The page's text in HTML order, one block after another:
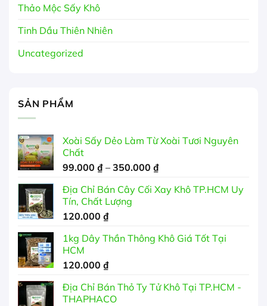
Thảo Mộc Sấy Khô
Tinh Dầu Thiên Nhiên
Uncategorized
SẢN PHẨM
Xoài Sấy Dẻo Làm Từ Xoài Tươi Nguyên
Chất
99.000 ₫ – 350.000 ₫Khoảng
từ
Địa Chỉ Bán Cây Cối Xay Khô TP.HCM Uy
Tín, Chất Lượng
120.000 ₫
1kg Dây Thần Thông Khô Giá Tốt Tại
HCM
120.000 ₫
Địa Chỉ Bán Thỏ Ty Tử Khô Tại TP.HCM -
THAPHACO